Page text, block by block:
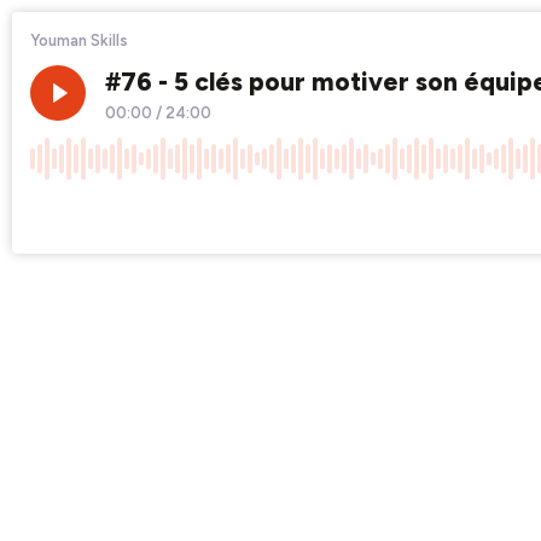
Youman Skills
#76 - 5 clés pour motiver son
00:00 / 24:00